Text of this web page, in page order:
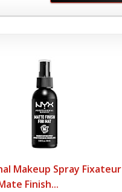
Makeup Spray Fixateur
Finish...